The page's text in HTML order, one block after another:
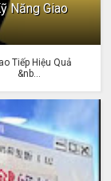
Năng Giao
Tiếp Hiệu Quả
&nb...